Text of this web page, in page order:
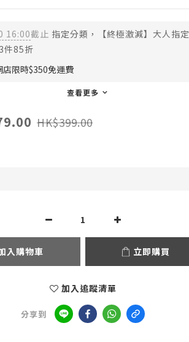
16:00截止 指定分類，【終極激減】大人指定
件85折
店限時$350免運費
查看更多
HK$399.00
入購物車 立即購買
加入追蹤清單
分享到